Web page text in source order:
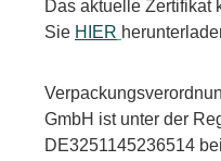
Das aktuelle Zertifikat
Sie HIER
GmbH ist unter der
DE3251145236514